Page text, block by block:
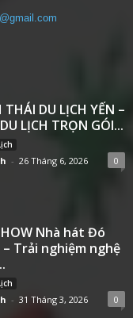
THÁI DU LỊCH YẾN –
LỊCH TRỌN GÓI...
- 26 Tháng 6, 2026 0
Nhà hát Đó
Trải nghiệm nghệ
- 31 Tháng 3, 2026 0